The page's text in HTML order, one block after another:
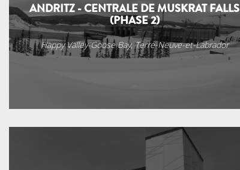
ANDRITZ - CENTRALE DE MUSKRAT FALLS
(PHASE 2)
Happy Valley-Goose Bay, Terre-Neuve-et-Labrador